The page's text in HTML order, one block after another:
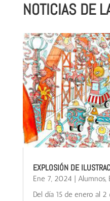
NOTICIAS DE
EXPLOSIÓN DE
Ene 7, 2024 | Alumnos,
Del día 15 de enero al